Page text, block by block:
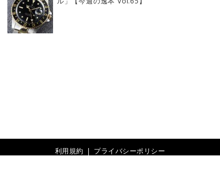
利用規約
プライバシーポリシー